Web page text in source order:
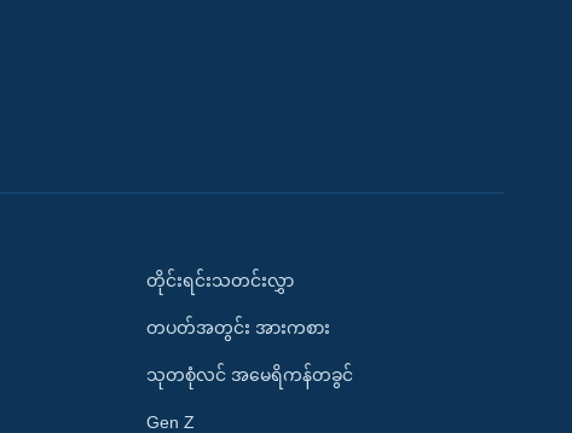
တိုင်းရင်းသတင်းလွှာ
တပတ်အတွင်း အားကစား
သုတစုံလင် အမေရိကန်တခွင်
Gen Z